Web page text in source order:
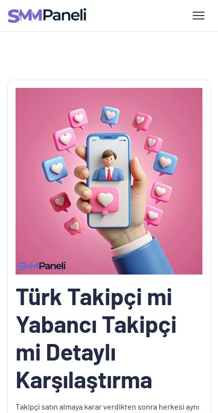
Türk Takipçi mi
Yabancı Takipçi
mi Detaylı
Karşılaştırma
Takipçi satın almaya karar verdikten sonra herkesi aynı